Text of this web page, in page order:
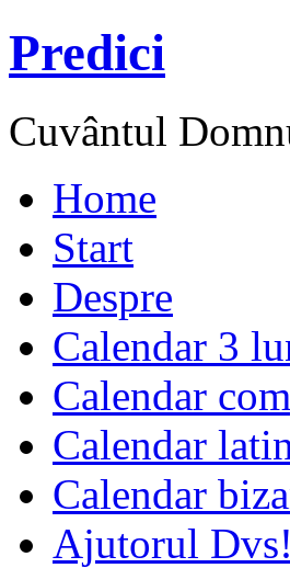
Predici
Cuvântul
Home
Start
Despre
Calendar 3
Calendar
Calendar
Calendar
Ajutorul Dvs!